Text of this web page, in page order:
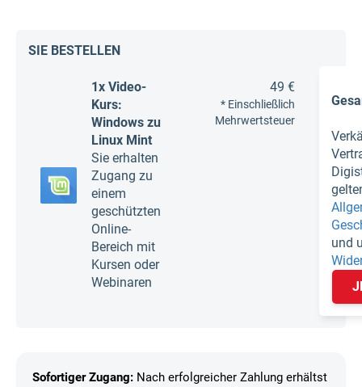
SIE BESTELLEN
1x Video-
Kurs:
Windows zu
Linux Mint
Sie erhalten
Zugang zu
einem
geschützten
Online-
Bereich mit
Kursen oder
Webinaren
49 €
* Einschließlich
Mehrwertsteuer
und
Sofortiger Zugang: Nach erfolgreicher Zahlung erhältst